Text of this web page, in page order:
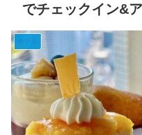
でチェックイン&
ホテル